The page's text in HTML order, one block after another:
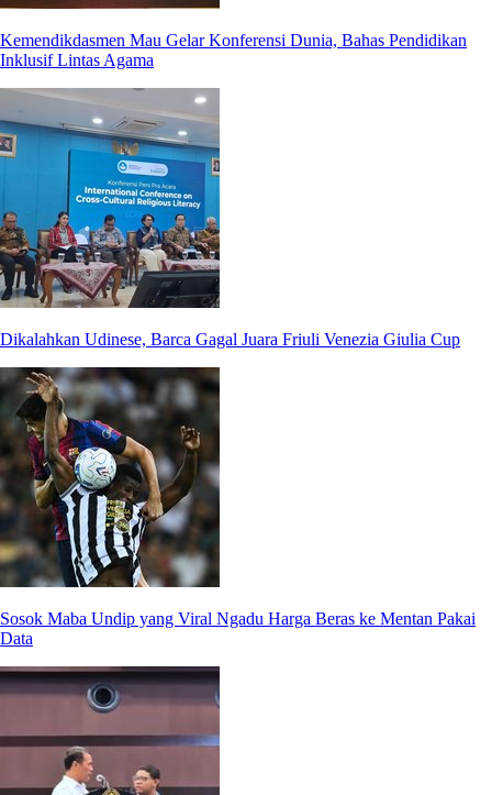
Kemendikdasmen Mau Gelar Konferensi Dunia, Bahas Pendidikan
Inklusif Lintas Agama
Dikalahkan Udinese, Barca Gagal Juara Friuli Venezia Giulia Cup
Sosok Maba Undip yang Viral Ngadu Harga Beras ke Mentan Pakai
Data